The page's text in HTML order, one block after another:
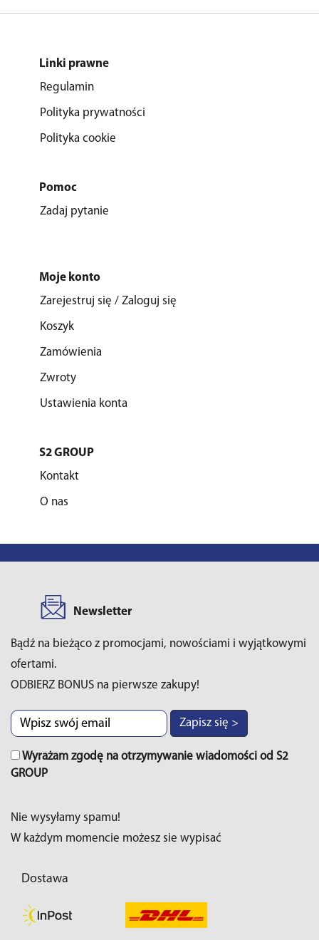
Linki prawne
Regulamin
Polityka prywatności
Polityka cookie
Pomoc
Zadaj pytanie
Moje konto
Zarejestruj się / Zaloguj się
Koszyk
Zamówienia
Zwroty
Ustawienia konta
S2 GROUP
Kontakt
O nas
Newsletter
Bądź na bieżąco z promocjami, nowościami i wyjątkowymi
ofertami.
ODBIERZ BONUS na pierwsze zakupy!
Zapisz się >
Wyrażam zgodę na otrzymywanie wiadomości od S2
GROUP
Nie wysyłamy spamu!
W każdym momencie możesz sie wypisać
Dostawa